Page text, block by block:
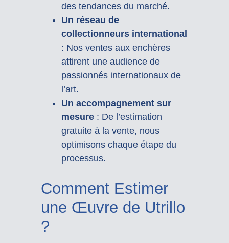
des tendances du marché.
Un réseau de
collectionneurs international
: Nos ventes aux enchères
attirent une audience de
passionnés internationaux de
l’art.
Un accompagnement sur
mesure: De l’estimation
gratuite à la vente, nous
optimisons chaque étape du
processus.
Comment Estimer
une Œuvre de Utrillo
?